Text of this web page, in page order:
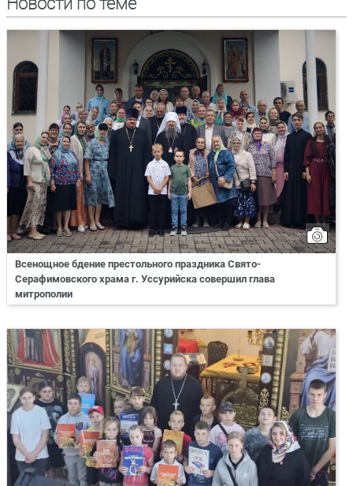
Всенощное бдение престольного праздника Свято-
Серафимовского храма г. Уссурийска совершил глава
митрополии